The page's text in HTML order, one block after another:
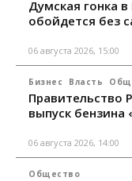
Думская гонка
обойдется без
06 августа 2026, 15:00
Бизнес Власть
Правительство
выпуск бензина
06 августа 2026, 14:00
Общество